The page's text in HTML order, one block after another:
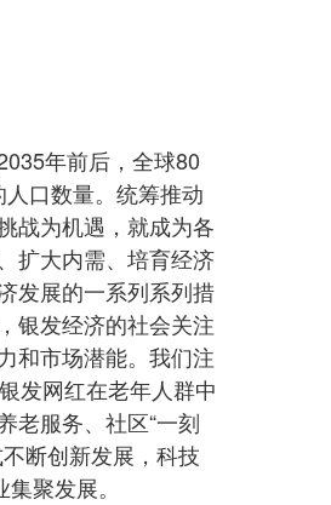
年前后，全球80
口数量。统筹推动
战为机遇，就成为各
扩大内需、培育经济
发展的一系列系列措
银发经济的社会关注
和市场潜能。我们注
发网红在老年人群中
老服务、社区“一刻
断创新发展，科技
聚发展。